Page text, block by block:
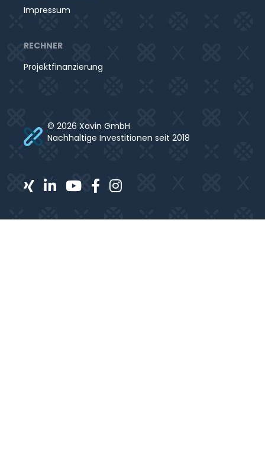
Impressum
RECHNER
Projektfinanzierung
© 2026 Xavin GmbH
Nachhaltige Investitionen seit 2018